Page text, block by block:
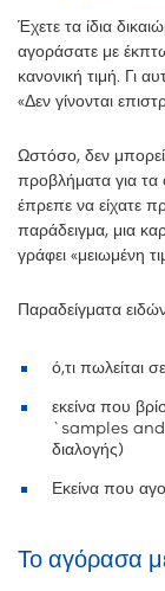
Έχετε τα ίδια
αγοράσατε με
κανονική τιμή. Γι
«Δεν γίνονται
Ωστόσο, δεν
προβλήματα για
έπρεπε να είχατε
παράδειγμα, μια
γράφει «μειωμένη
Παραδείγματα
ό,τι πωλείται
εκείνα που
`samples and
διαλογής)
Εκείνα που
Το αγόρασα